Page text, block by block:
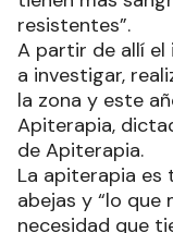
resistentes”.
A partir de allí
a investigar,
la zona y este
Apiterapia,
de Apiterapia.
La apiterapia
abejas y “lo que
necesidad que